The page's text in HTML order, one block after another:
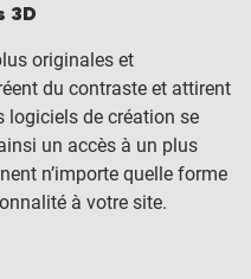
3D
originales et
du contraste et attirent
logiciels de création se
un accès à un plus
n’importe quelle forme
à votre site.